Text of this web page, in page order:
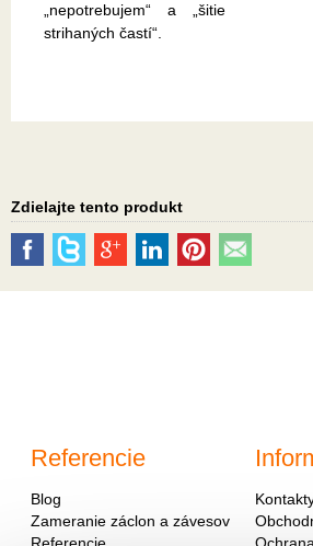
„nepotrebujem“ a „šitie
strihaných častí“.
Zdielajte tento produkt
Referencie
Blog
Zameranie záclon a závesov